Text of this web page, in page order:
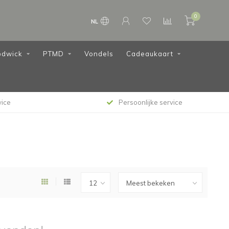
NL
0
PTMD Vondels Cadeaukaart
Persoonlijke service